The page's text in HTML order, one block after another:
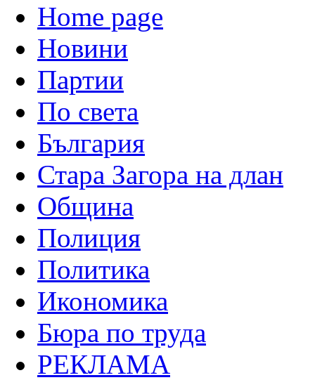
Home page
Новини
Партии
По света
България
Стара Загора на длан
Община
Полиция
Политика
Икономика
Бюра по труда
РЕКЛАМА